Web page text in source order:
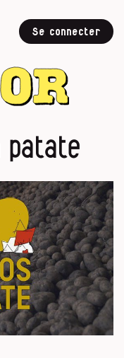
Se connecter
patate